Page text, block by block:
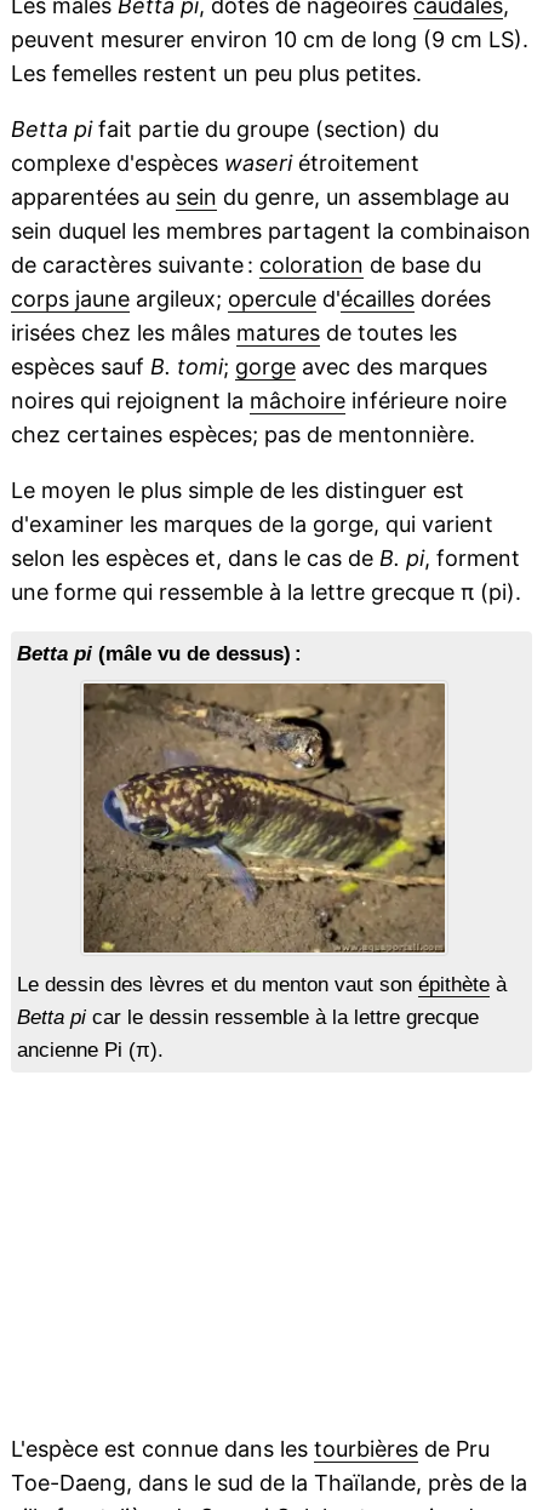
Les mâles Betta pi, dotés de nageoires caudales,
peuvent mesurer environ 10 cm de long (9 cm LS).
Les femelles restent un peu plus petites.
Betta pifait partie du groupe (section) du
complexe d'espèces waseriétroitement
apparentées au sein du genre, un assemblage au
sein duquel les membres partagent la combinaison
de caractères suivante : coloration de base du
corps jauneargileux; operculed'écaillesdorées
irisées chez les mâles maturesde toutes les
espèces sauf B. tomi; gorgeavec des marques
noires qui rejoignent la mâchoireinférieure noire
chez certaines espèces; pas de mentonnière.
Le moyen le plus simple de les distinguer est
d'examiner les marques de la gorge, qui varient
selon les espèces et, dans le cas de B. pi, forment
une forme qui ressemble à la lettre grecque π (pi).
Betta pi(mâle vu de dessus) :
Le dessin des lèvres et du menton vaut son épithèteà
Betta picar le dessin ressemble à la lettre grecque
ancienne Pi (π).
L'espèce est connue dans les tourbièresde Pru
Toe-Daeng, dans le sud de la Thaïlande, près de la